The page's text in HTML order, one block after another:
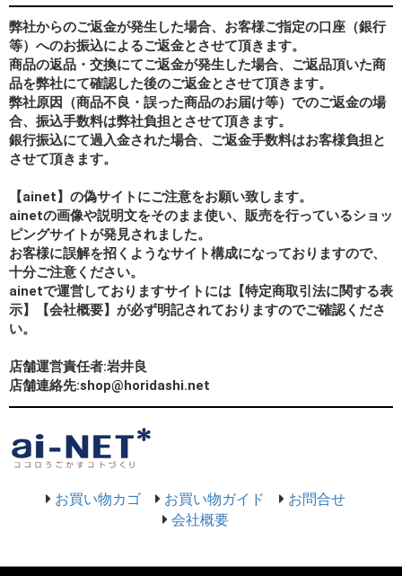
弊社からのご返金が発生した場合、お客様ご指定の口座（銀行
等）へのお振込によるご返金とさせて頂きます。
商品の返品・交換にてご返金が発生した場合、ご返品頂いた商
品を弊社にて確認した後のご返金とさせて頂きます。
弊社原因（商品不良・誤った商品のお届け等）でのご返金の場
合、振込手数料は弊社負担とさせて頂きます。
銀行振込にて過入金された場合、ご返金手数料はお客様負担と
させて頂きます。
【ainet】の偽サイトにご注意をお願い致します。
ainetの画像や説明文をそのまま使い、販売を行っているショッ
ピングサイトが発見されました。
お客様に誤解を招くようなサイト構成になっておりますので、
十分ご注意ください。
ainetで運営しておりますサイトには【特定商取引法に関する表
示】【会社概要】が必ず明記されておりますのでご確認くださ
い。
店舗運営責任者:岩井良
店舗連絡先:shop@horidashi.net
お買い物カゴ お買い物ガイド
お問合せ
会社概要